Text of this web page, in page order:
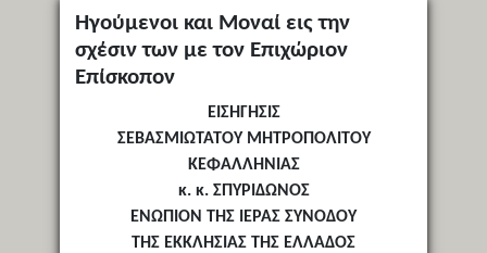
Ηγούμενοι και Μοναί εις την
σχέσιν των με τον Επιχώριον
Επίσκοπον
ΕΙΣΗΓΗΣΙΣ
ΣΕΒΑΣΜΙΩΤΑΤΟY ΜΗΤΡΟΠΟΛΙΤΟΥ
ΚΕΦΑΛΛΗΝΙΑΣ
κ. κ. ΣΠYΡΙΔΩΝΟΣ
ΕΝΩΠΙΟΝ ΤΗΣ ΙΕΡΑΣ ΣYΝΟΔΟΥ
ΤΗΣ ΕΚΚΛΗΣΙΑΣ ΤΗΣ ΕΛΛΑΔΟΣ